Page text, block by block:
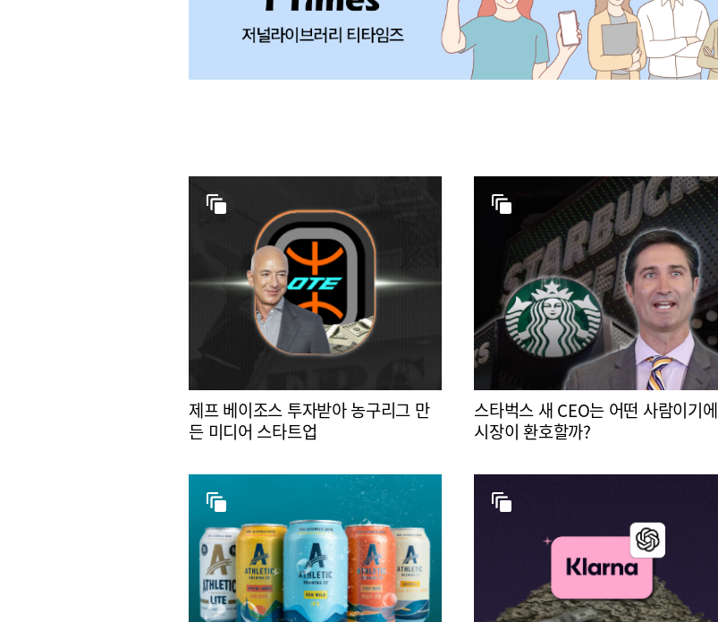
제프 베이조스 투자받아 농구리그 만
든 미디어 스타트업
스타벅스 새 CEO는 어떤 사람이기에
시장이 환호할까?